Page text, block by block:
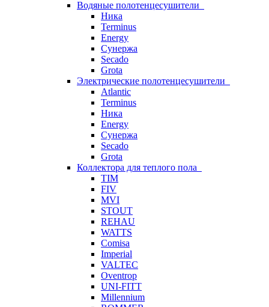
Водяные полотенцесушители
Ника
Terminus
Energy
Сунержа
Secado
Grota
Электрические полотенцесушители
Atlantic
Terminus
Ника
Energy
Сунержа
Secado
Grota
Коллектора для теплого пола
TIM
FIV
MVI
STOUT
REHAU
WATTS
Comisa
Imperial
VALTEC
Oventrop
UNI-FITT
Millennium